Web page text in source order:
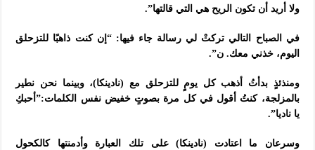
ولا أريد أن تكون الريح هي التي قالتها”.
في الصباح التالي تركتْ لي رسالة جاء فيها: “إن كنت ذاهبًا للتزحلق
اليوم، خذني معك. ن”.
ومنذئذٍ بدأتُ أذهب كل يومٍ للتزحلق مع (نادينكا)، وبينما نحن نطير
بالمزلجة، كنتُ أقول في كل مرة بصوتٍ خفيض نفس الكلمات:”أحبكِ
يا ناديا”.
وسرعان ما اعتادت (نادينكا) على تلك العبارة وأدمنتها كالكحول